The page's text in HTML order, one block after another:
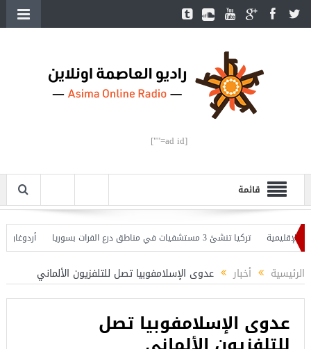
[ad id=""]
قائمة
تركيا تنشئ 3 مستشفيات في مناطق درع الفرات بسوريا
أردوغان
الرئيسية أخبار عدوى الإسلامفوبيا تصل للتلفزيون الألماني
عدوى الإسلامفوبيا تصل